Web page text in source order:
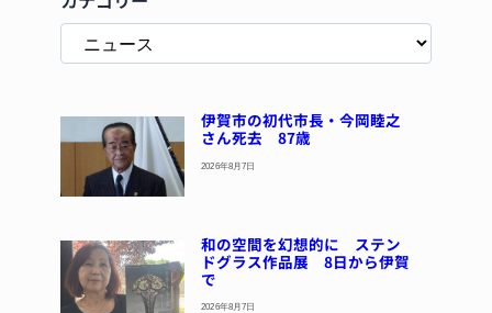
伊賀市の初代市長・今岡睦之
さん死去 87歳
2026年8月7日
和の空間を幻想的に ステン
ドグラス作品展 8日から伊賀
で
2026年8月7日